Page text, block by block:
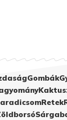
Gombák
Retek